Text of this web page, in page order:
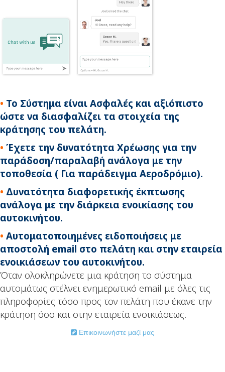
• Το Σύστημα είναι Ασφαλές και αξιόπιστο
ώστε να διασφαλίζει τα στοιχεία της
κράτησης του πελάτη.
• Έχετε την δυνατότητα Χρέωσης για την
παράδοση/παραλαβή ανάλογα με την
τοποθεσία ( Για παράδειγμα Αεροδρόμιο).
• Δυνατότητα διαφορετικής έκπτωσης
ανάλογα με την διάρκεια ενοικίασης του
αυτοκινήτου.
• Αυτοματοποιημένες ειδοποιήσεις με
αποστολή email στο πελάτη και στην εταιρεία
ενοικιάσεων του αυτοκινήτου.
Όταν ολοκληρώνετε μια κράτηση το σύστημα
αυτομάτως στέλνει ενημερωτικό email με όλες τις
πληροφορίες τόσο προς τον πελάτη που έκανε την
κράτηση όσο και στην εταιρεία ενοικιάσεως.
Επικοινωνήστε μαζί μας